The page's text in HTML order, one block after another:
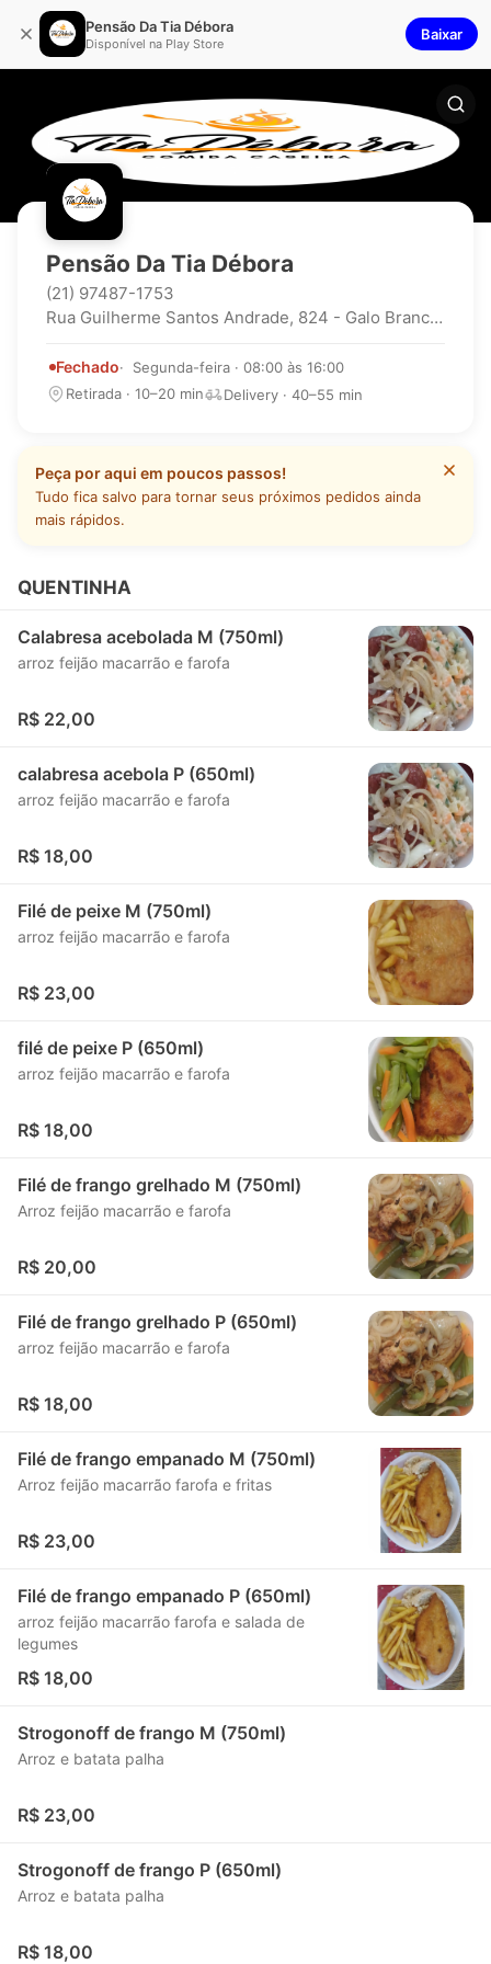
Pensão Da Tia Débora
Disponível na Play Store
Baixar
Pensão Da Tia Débora
(21) 97487-1753
Rua Guilherme Santos Andrade, 824 - Galo Branco - São Gonçalo - Rj
Fechado
Segunda-feira · 08:00 às 16:00
Retirada · 10–20 min
Delivery · 40–55 min
Peça por aqui em poucos passos!
Tudo fica salvo para tornar seus próximos pedidos ainda
mais rápidos.
QUENTINHA
Calabresa acebolada M (750ml)
arroz feijão macarrão e farofa
R$ 22,00
calabresa acebola P (650ml)
arroz feijão macarrão e farofa
R$ 18,00
Filé de peixe M (750ml)
arroz feijão macarrão e farofa
R$ 23,00
filé de peixe P (650ml)
arroz feijão macarrão e farofa
R$ 18,00
Filé de frango grelhado M (750ml)
Arroz feijão macarrão e farofa
R$ 20,00
Filé de frango grelhado P (650ml)
arroz feijão macarrão e farofa
R$ 18,00
Filé de frango empanado M (750ml)
Arroz feijão macarrão farofa e fritas
R$ 23,00
Filé de frango empanado P (650ml)
arroz feijão macarrão farofa e salada de
legumes
R$ 18,00
Strogonoff de frango M (750ml)
Arroz e batata palha
R$ 23,00
Strogonoff de frango P (650ml)
Arroz e batata palha
R$ 18,00